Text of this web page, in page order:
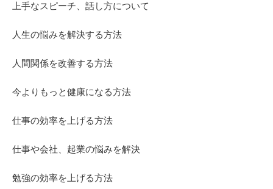
上手なスピーチ、話し方について
人生の悩みを解決する方法
人間関係を改善する方法
今よりもっと健康になる方法
仕事の効率を上げる方法
仕事や会社、起業の悩みを解決
勉強の効率を上げる方法